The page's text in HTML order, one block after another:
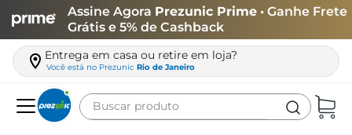
Assine Agora Prezunic Prime • Ganhe Frete
Grátis e 5% de Cashback
Entrega em casa ou retire em loja?
Você está no Prezunic Rio de Janeiro
Buscar produto